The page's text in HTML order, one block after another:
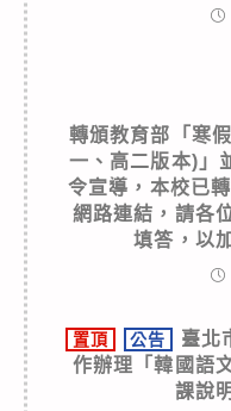
轉頒教育部「寒
一、高二版本)」
令宣導，本校已
網路連結，請各
填答，以
置頂 公告
臺北
作辦理「韓國語
課說